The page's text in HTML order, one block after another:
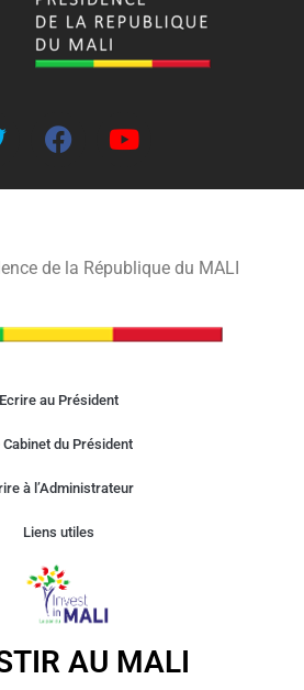
de la République du MALI
Ecrire au Président
Cabinet du Président
à l’Administrateur
Liens utiles
AU MALI